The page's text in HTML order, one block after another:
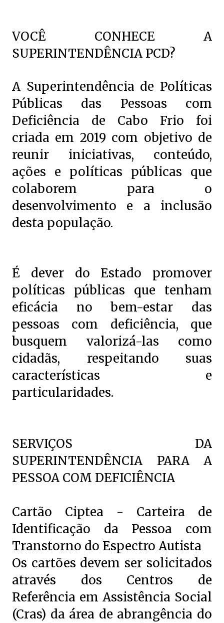
VOCÊ CONHECE A
SUPERINTENDÊNCIA PCD?
A Superintendência de Políticas
Públicas das Pessoas com
Deficiência de Cabo Frio foi
criada em 2019 com objetivo de
reunir iniciativas, conteúdo,
ações e políticas públicas que
colaborem para o
desenvolvimento e a inclusão
desta população.
É dever do Estado promover
políticas públicas que tenham
eficácia no bem-estar das
pessoas com deficiência, que
busquem valorizá-las como
cidadãs, respeitando suas
características e
particularidades.
SERVIÇOS DA
SUPERINTENDÊNCIA PARA A
PESSOA COM DEFICIÊNCIA
Cartão Ciptea - Carteira de
Identificação da Pessoa com
Transtorno do Espectro Autista
Os cartões devem ser solicitados
através dos Centros de
Referência em Assistência Social
(Cras) da área de abrangência do